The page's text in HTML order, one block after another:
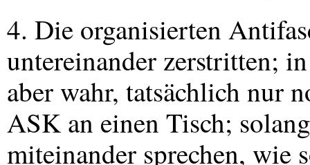
4. Die organisierten
untereinander zerstritten;
aber wahr, tatsächlich nur
ASKan einen Tisch;
miteinander sprechen, wie